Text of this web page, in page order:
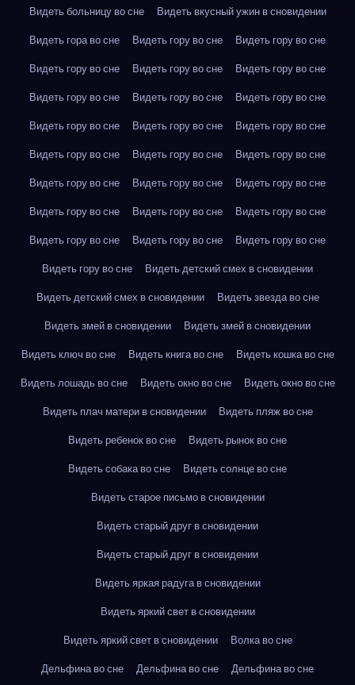
Видеть больницу во сне
Видеть вкусный ужин в сновидении
Видеть гора во сне
Видеть гору во сне
Видеть гору во сне
Видеть гору во сне
Видеть гору во сне
Видеть гору во сне
Видеть гору во сне
Видеть гору во сне
Видеть гору во сне
Видеть гору во сне
Видеть гору во сне
Видеть гору во сне
Видеть гору во сне
Видеть гору во сне
Видеть гору во сне
Видеть гору во сне
Видеть гору во сне
Видеть гору во сне
Видеть гору во сне
Видеть гору во сне
Видеть гору во сне
Видеть гору во сне
Видеть гору во сне
Видеть гору во сне
Видеть гору во сне
Видеть детский смех в сновидении
Видеть детский смех в сновидении
Видеть звезда во сне
Видеть змей в сновидении
Видеть змей в сновидении
Видеть ключ во сне
Видеть книга во сне
Видеть кошка во сне
Видеть лошадь во сне
Видеть окно во сне
Видеть окно во сне
Видеть плач матери в сновидении
Видеть пляж во сне
Видеть ребенок во сне
Видеть рынок во сне
Видеть собака во сне
Видеть солнце во сне
Видеть старое письмо в сновидении
Видеть старый друг в сновидении
Видеть старый друг в сновидении
Видеть яркая радуга в сновидении
Видеть яркий свет в сновидении
Видеть яркий свет в сновидении
Волка во сне
Дельфина во сне
Дельфина во сне Дельфина во сне